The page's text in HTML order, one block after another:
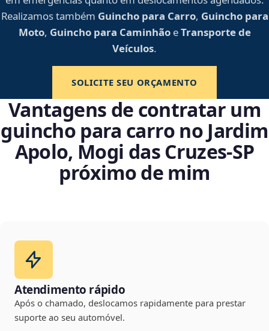
Realizamos também Guincho para Carro, Guincho para
Moto, Guincho para CaminhãoeTransporte de
Veículos.
SOLICITE SEU ORÇAMENTO
Vantagens de contratar um
guincho para carro no Jardim
Apolo, Mogi das Cruzes‑SP
próximo de mim
Atendimento rápido
Após o chamado, deslocamos rapidamente para prestar
suporte ao seu automóvel.